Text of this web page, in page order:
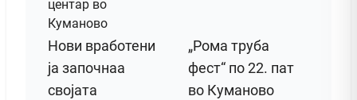
Нови вработени
ја започнаа
својата
„Рома труба
фест“ по 22. пат
во Куманово